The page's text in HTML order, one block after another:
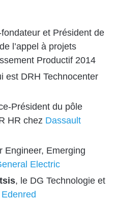
et Président de
l’appel à projets
Productif 2014
est DRH Technocenter
Président du pôle
HR chez Dassault
Engineer, Emerging
Electric
, le DG Technologie et
Edenred